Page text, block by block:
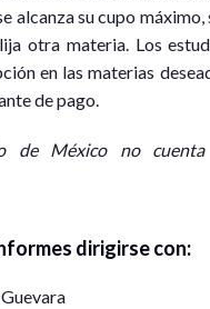
alcanza su cupo
otra materia. Los
en las materias
de pago.
de México no cuenta
dirigirse con: